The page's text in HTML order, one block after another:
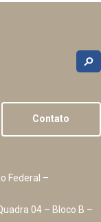
Contato
Federal –
04 – Bloco B –